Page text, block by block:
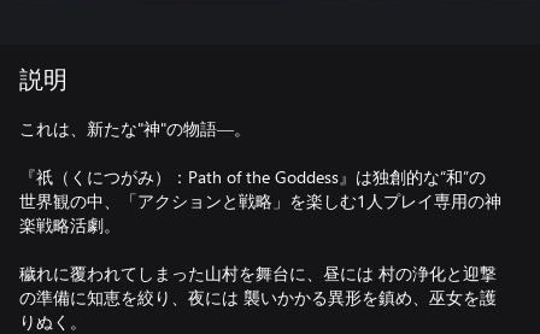
説明
これは、新たな"神"の物語―。
『祇（くにつがみ）：Path of the Goddess』は独創的な“和”の
世界観の中、「アクションと戦略」を楽しむ1人プレイ専用の神
楽戦略活劇。
穢れに覆われてしまった山村を舞台に、昼には 村の浄化と迎撃
の準備に知恵を絞り、夜には 襲いかかる異形を鎮め、巫女を護
りぬく。